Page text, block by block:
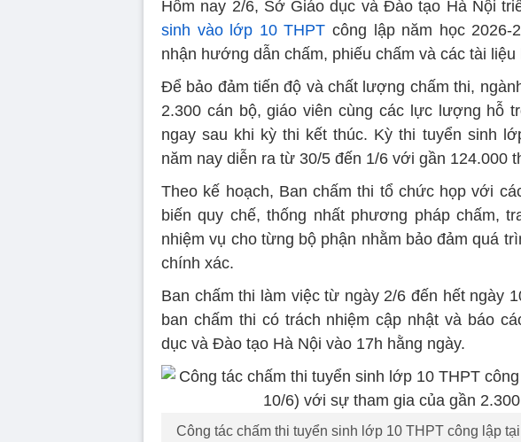
Hôm nay 2/6, Sở Giáo dục và Đào tạo Hà Nội
sinh vào lớp 10 THPT công lập năm học 2026-
nhận hướng dẫn chấm, phiếu chấm và các tài liệu
Để bảo đảm tiến độ và chất lượng chấm thi,
2.300 cán bộ, giáo viên cùng các lực lượng hỗ
ngay sau khi kỳ thi kết thúc. Kỳ thi tuyển sinh
năm nay diễn ra từ 30/5 đến 1/6 với gần 124.000
Theo kế hoạch, Ban chấm thi tổ chức họp với
biến quy chế, thống nhất phương pháp chấm,
nhiệm vụ cho từng bộ phận nhằm bảo đảm quá
chính xác.
Ban chấm thi làm việc từ ngày 2/6 đến hết ngày
ban chấm thi có trách nhiệm cập nhật và báo
dục và Đào tạo Hà Nội vào 17h hằng ngày.
Công tác chấm thi tuyển sinh lớp 10 THPT công lập